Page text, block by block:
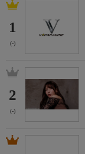
1
(-)
2
(-)